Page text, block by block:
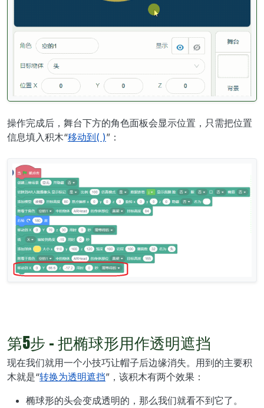
操作完成后，舞台下方的角色面板会显示位置，只需把位置
信息填入积木“移动到( )”：
第5步 - 把椭球形用作透明遮挡
现在我们就用一个小技巧让帽子后边缘消失。用到的主要积
木就是“转换为透明遮挡”，该积木有两个效果：
椭球形的头会变成透明的，那么我们就看不到它了。